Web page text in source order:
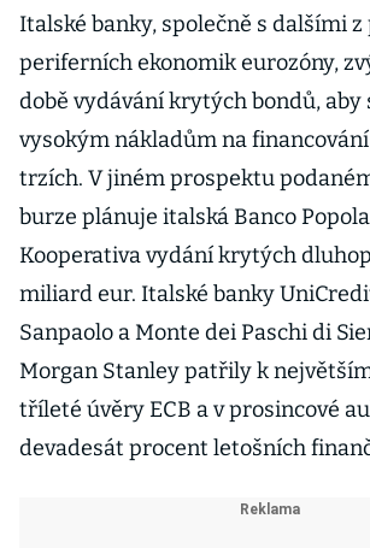
Italské banky, společně s dalšími
periferních ekonomik eurozóny,
době vydávání krytých bondů, aby
vysokým nákladům na
trzích. V jiném prospektu
burze plánuje italská Banco
Kooperativa vydání krytých
miliard eur. Italské banky
Sanpaolo a Monte dei Paschi di
Morgan Stanley patřily k
tříleté úvěry ECB a v prosincové
devadesát procent letošních